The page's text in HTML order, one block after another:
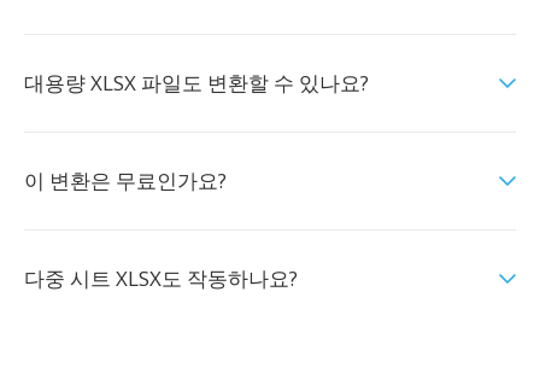
대용량 XLSX 파일도 변환할 수 있나요?
이 변환은 무료인가요?
다중 시트 XLSX도 작동하나요?